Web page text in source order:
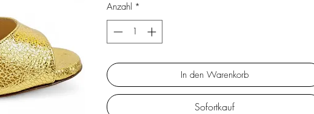
Anzahl *
In den Warenkorb
Sofortkauf